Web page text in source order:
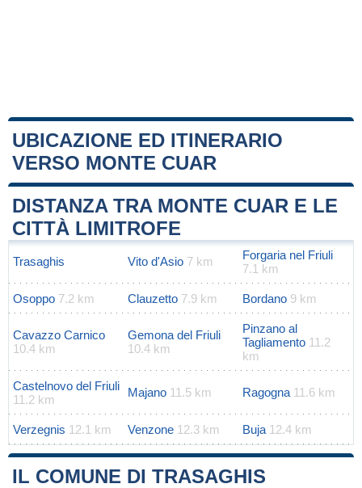
UBICAZIONE ED ITINERARIO
VERSO MONTE CUAR
+
−
Leaflet|Map data ©
DISTANZA TRA MONTE CUAR E LE
CITTÀ LIMITROFE
Trasaghis Vito d'Asio 7 km
Forgaria nel Friuli
7.1 km
Osoppo 7.2 km Clauzetto 7.9 km Bordano 9 km
Cavazzo Carnico
10.4 km
Gemona del Friuli
10.4 km
Pinzano al
Tagliamento 11.2
km
Castelnovo del Friuli
11.2 km
Majano 11.5 km Ragogna 11.6 km
Verzegnis 12.1 km Venzone 12.3 km Buja 12.4 km
IL COMUNE DI TRASAGHIS